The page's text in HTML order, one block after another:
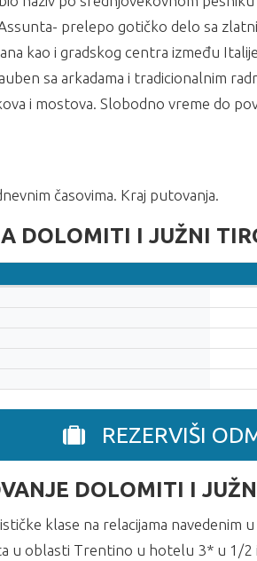
prelepo gotičko delo sa
kao i gradskog centra između
sa arkadama i tradicionalnim
i mostova. Slobodno vreme do
časovima. Kraj putovanja.
DOLOMITI I JUŽNI
REZERVIŠI
DOLOMITI I
klase na relacijama navedenim
u oblasti Trentino u hotelu 3* u 1/2